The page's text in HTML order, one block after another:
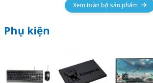
Xem toàn bộ sản phẩm
Phụ kiện